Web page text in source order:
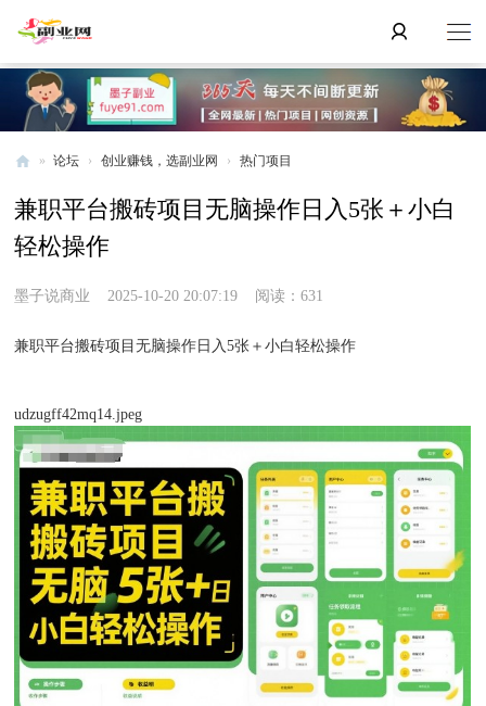
业
网
» 论坛 › 创业赚钱，选副业网 › 热门项目
兼职平台搬砖项目无脑操作日入5张＋小白
轻松操作
墨子说商业 2025-10-20 20:07:19 阅读：631
兼职平台搬砖项目无脑操作日入5张＋小白轻松操作
udzugff42mq14.jpeg